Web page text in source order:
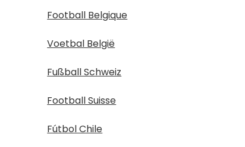
Football Belgique
Voetbal België
Fußball Schweiz
Football Suisse
Fútbol Chile